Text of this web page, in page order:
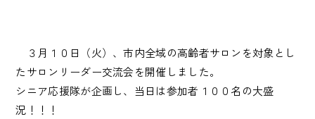
３月１０日（火）、市内全域の高齢者サロンを対象とし
たサロンリーダー交流会を開催しました。
シニア応援隊が企画し、当日は参加者１００名の大盛
況！！！